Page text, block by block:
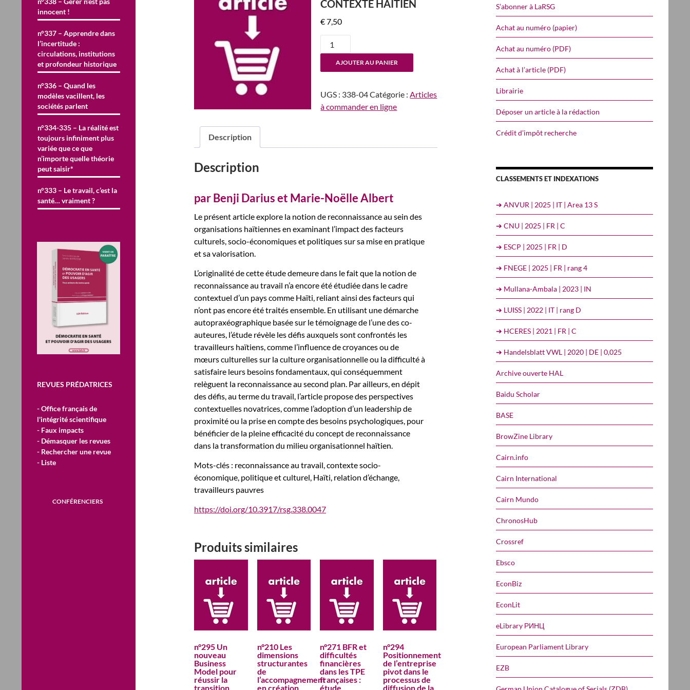
CONTEXTE HAÏTIEN
€7,50
quantité
de
n°338
reconnaissance
au
travail
et
contexte
haïtien
AJOUTER AU PANIER
UGS : 338-04Catégorie :Articles
à commander en ligne
Description
Description
par Benji Darius et Marie-Noëlle Albert
Le présent article explore la notion de reconnaissance au sein des
organisations haïtiennes en examinant l’impact des facteurs
culturels, socio-économiques et politiques sur sa mise en pratique
et sa valorisation.
L’originalité de cette étude demeure dans le fait que la notion de
reconnaissance au travail n’a encore été étudiée dans le cadre
contextuel d’un pays comme Haïti, reliant ainsi des facteurs qui
n’ont pas encore été traités ensemble. En utilisant une démarche
autopraxéographique basée sur le témoignage de l’une des co-
auteures, l’étude révèle les défis auxquels sont confrontés les
travailleurs haïtiens, comme l’influence de croyances ou de
mœurs culturelles sur la culture organisationnelle ou la difficulté à
satisfaire leurs besoins fondamentaux, qui conséquemment
relèguent la reconnaissance au second plan. Par ailleurs, en dépit
des défis, au terme du travail, l’article propose des perspectives
contextuelles novatrices, comme l’adoption d’un leadership de
proximité ou la prise en compte des besoins psychologiques, pour
bénéficier de la pleine efficacité du concept de reconnaissance
dans la transformation du milieu organisationnel haïtien.
Mots-clés : reconnaissance au travail, contexte socio-
économique, politique et culturel, Haïti, relation d’échange,
travailleurs pauvres
https://doi.org/10.3917/rsg.338.0047
Produits similaires
n°295 Un
nouveau
Business
Model pour
réussir la
transition
n°210 Les
dimensions
structurantes
de
l’accompagnement
en création
n°271 BFR et
difficultés
financières
dans les TPE
françaises :
étude
n°294
Positionnement
de l’entreprise
pivot dans le
processus de
diffusion de la
S’abonner à LaRSG
Achat au numéro (papier)
Achat au numéro (PDF)
Achat à l’article (PDF)
Librairie
Déposer un article à la rédaction
Crédit d’impôt recherche
CLASSEMENTS ET INDEXATIONS
➔ ANVUR | 2025 | IT | Area 13 S
➔ CNU | 2025 | FR | C
➔ ESCP | 2025 | FR | D
➔ FNEGE | 2025 | FR | rang 4
➔ Mullana-Ambala | 2023 | IN
➔ LUISS | 2022 | IT | rang D
➔ HCERES | 2021 | FR | C
➔ Handelsblatt VWL | 2020 | DE | 0,025
Archive ouverte HAL
Baidu Scholar
BASE
BrowZine Library
Cairn.info
Cairn International
Cairn Mundo
ChronosHub
Crossref
Ebsco
EconBiz
EconLit
eLibrary РИНЦ
European Parliament Library
EZB
innocent !
n°337 – Apprendre dans
l’incertitude :
circulations, institutions
et profondeur historique
n°336 – Quand les
modèles vacillent, les
sociétés parlent
n°334-335 – La réalité est
toujours infiniment plus
variée que ce que
n’importe quelle théorie
peut saisir*
n°333 – Le travail, c’est la
santé… vraiment ?
REVUES PRÉDATRICES
- Office français de
l'intégrité scientifique
- Faux impacts
- Démasquer les revues
- Rechercher une revue
- Liste
CONFÉRENCIERS